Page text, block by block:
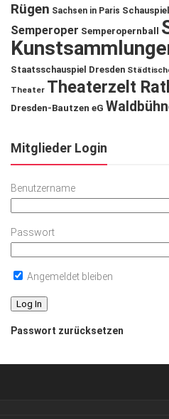
Rügen Sachsen in Paris
Semperoper Semperopernball
Staatsschauspiel Dresden
Theater Theaterzelt
Dresden-Bautzen eG
Mitglieder Login
Benutzername
Passwort
Angemeldet bleiben
Passwort zurücksetzen